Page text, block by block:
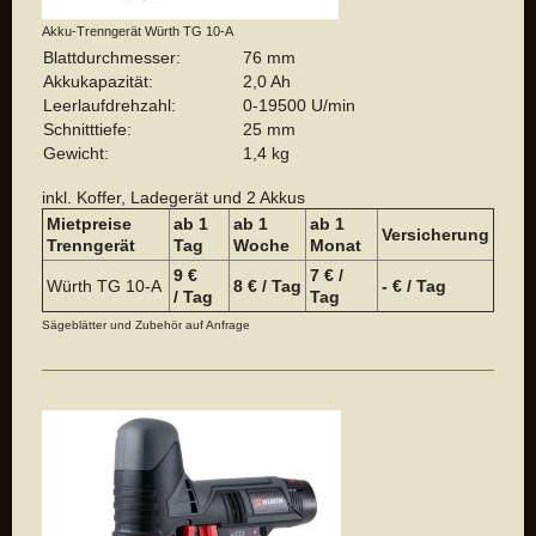
Akku-Trenngerät Würth TG 10-A
Blattdurchmesser:
76 mm
Akkukapazität:
2,0 Ah
Leerlaufdrehzahl:
0-19500 U/min
Schnitttiefe:
25 mm
Gewicht:
1,4 kg
inkl. Koffer, Ladegerät und 2 Akkus
Mietpreise
Trenngerät
ab 1
Tag
ab 1
Woche
ab 1
Monat
Versicherung
Würth TG 10-A
9 €
/ Tag
8 € / Tag
7 € /
Tag
- € / Tag
Sägeblätter und Zubehör auf Anfrage